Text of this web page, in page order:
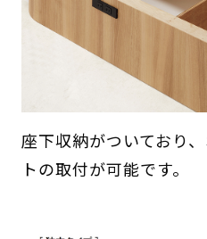
座下収納がついており
トの取付が可能です。